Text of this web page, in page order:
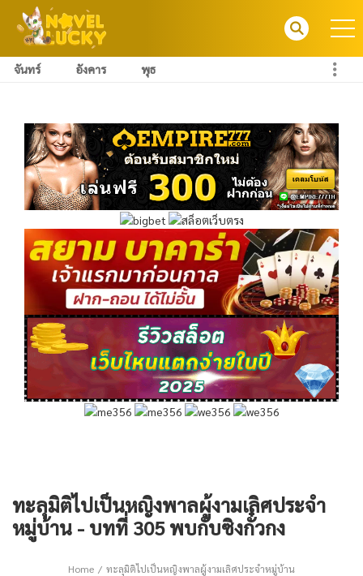
จันทร์ อังคาร พุธ
ทะลุมิติไปเป็นหญิงพาลผู้งามเลิศประจำ
หมู่บ้าน - บทที่ 305 พบกับซิงกั๋วกง
Home
ทะลุมิติไปเป็นหญิงพาลผู้งามเลิศประจำหมู่บ้าน